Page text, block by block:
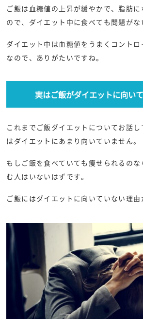
ご飯は血糖値の上昇が緩やかで、脂肪
ので、ダイエット中に食べても問題がな
ダイエット中は血糖値をうまくコント
なので、ありがたいですね。
実はご飯がダイエットに向い
これまでご飯ダイエットについてお話
はダイエットにあまり向いていません。
もしご飯を食べていても痩せられるの
む人はいないはずです。
ご飯にはダイエットに向いていない理由